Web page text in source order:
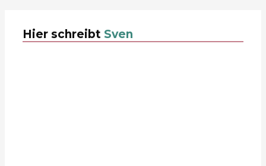
Hier schreibt Sven